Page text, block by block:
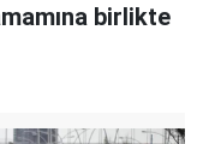
birlikte